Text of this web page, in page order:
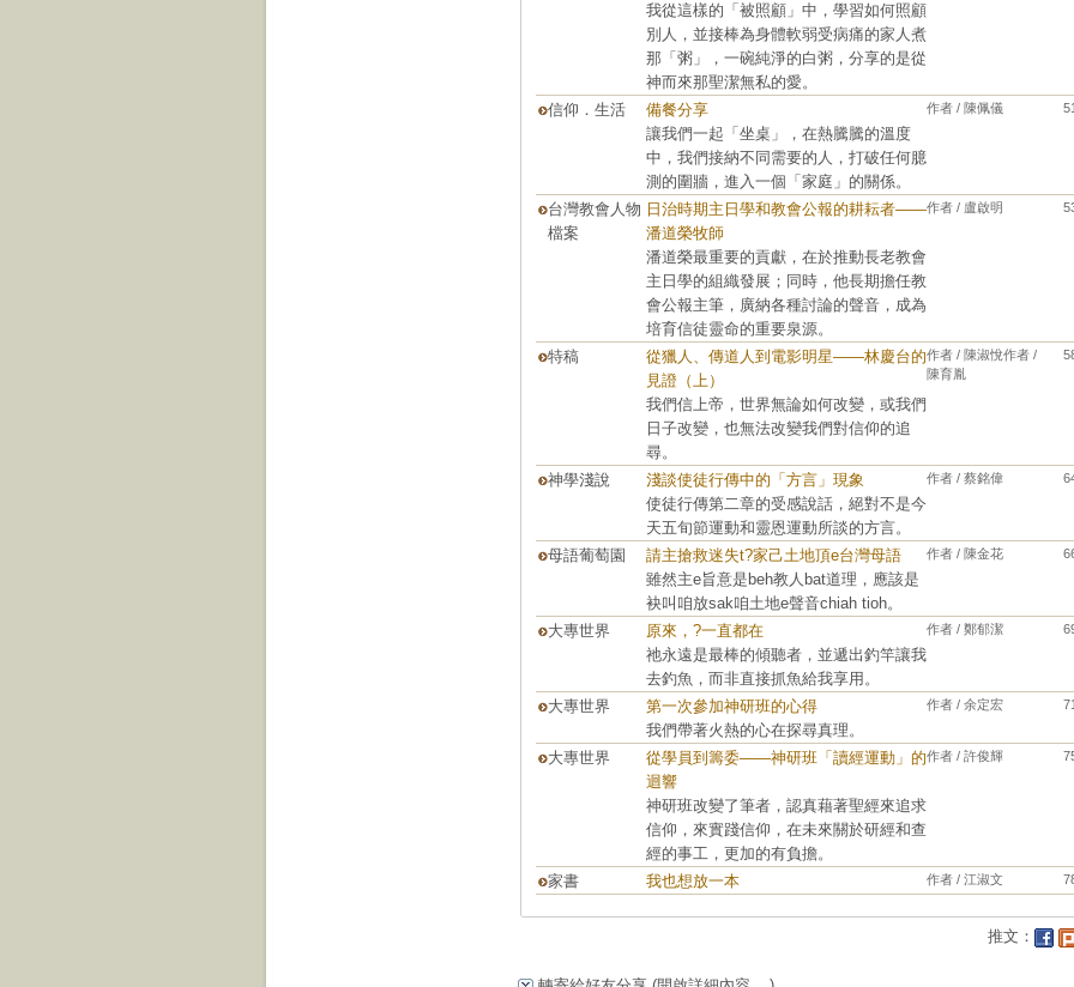
我從這樣的「被照顧」中，學習如何照顧
別人，並接棒為身體軟弱受病痛的家人煮
那「粥」，一碗純淨的白粥，分享的是從
神而來那聖潔無私的愛。
信仰．生活
備餐分享
讓我們一起「坐桌」，在熱騰騰的溫度
中，我們接納不同需要的人，打破任何臆
測的圍牆，進入一個「家庭」的關係。
作者 / 陳佩儀
台灣教會人物
檔案
日治時期主日學和教會公報的耕耘者——
潘道榮牧師
潘道榮最重要的貢獻，在於推動長老教會
主日學的組織發展；同時，他長期擔任教
會公報主筆，廣納各種討論的聲音，成為
培育信徒靈命的重要泉源。
作者 / 盧啟明
特稿
從獵人、傳道人到電影明星——林慶台的
見證（上）
我們信上帝，世界無論如何改變，或我們
日子改變，也無法改變我們對信仰的追
尋。
作者 / 陳淑悅作者 /
陳育胤
神學淺說
淺談使徒行傳中的「方言」現象
使徒行傳第二章的受感說話，絕對不是今
天五旬節運動和靈恩運動所談的方言。
作者 / 蔡銘偉
母語葡萄園
請主搶救迷失t?家己土地頂e台灣母語
雖然主e旨意是beh教人bat道理，應該是
袂叫咱放sak咱土地e聲音chiah tioh。
作者 / 陳金花
大專世界
原來，?一直都在
祂永遠是最棒的傾聽者，並遞出釣竿讓我
去釣魚，而非直接抓魚給我享用。
作者 / 鄭郁潔
大專世界
第一次參加神研班的心得
我們帶著火熱的心在探尋真理。
作者 / 余定宏
大專世界
從學員到籌委——神研班「讀經運動」的
迴響
神研班改變了筆者，認真藉著聖經來追求
信仰，來實踐信仰，在未來關於研經和查
經的事工，更加的有負擔。
作者 / 許俊輝
家書 我也想放一本 作者 / 江淑文
推文：